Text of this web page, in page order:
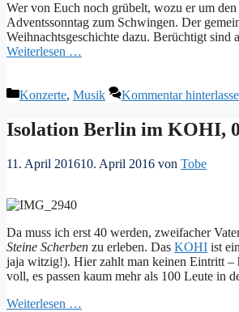
Wer von Euch noch grübelt, wozu er um
Adventssonntag zum Schwingen. Der
Weihnachtsgeschichte dazu. Berüchtigt
Weiterlesen …
Kategorien
Konzerte, Musik Kommentar
Isolation Berlin im KOHI,
11. April 201610. April 2016 von Tobe
Da muss ich erst 40 werden, zweifacher
Steine Scherben zu erleben. Das KOHI ist
jaja witzig!). Hier zahlt man keinen Eintritt –
voll, es passen kaum mehr als 100 Leute in
Weiterlesen …